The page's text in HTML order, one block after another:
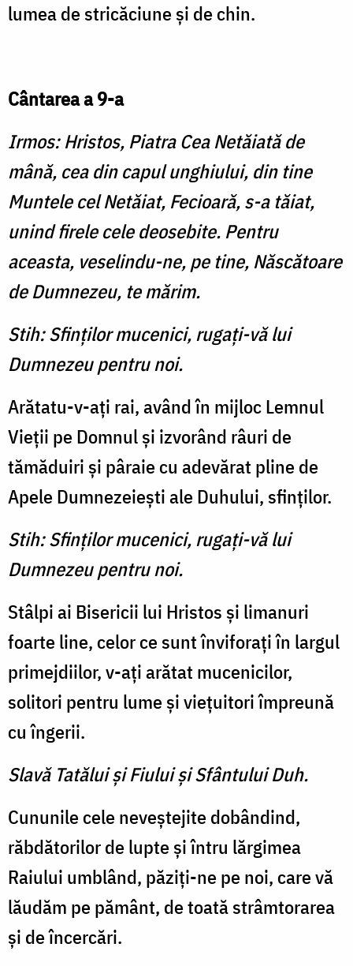
lu­mea de stricăciune şi de chin.
Cântarea a 9-a
Irmos: Hristos, Piatra Cea Ne­tăiată de
mână, cea din capul unghiului, din tine
Muntele cel Netăiat, Fecioară, s-a tăiat,
unind firele cele deosebite. Pentru
aceasta, veselindu-ne, pe tine, Născătoare
de Dumnezeu, te mărim.
Stih: Sfinţilor mucenici, rugaţi-vă lui
Dumnezeu pentru noi.
Arătatu-v-aţi rai, având în mijloc Lemnul
Vieţii pe Domnul şi izvorând râuri de
tămăduiri şi pâraie cu adevărat pline de
Apele Dumnezeieşti ale Duhului, sfinţilor.
Stih: Sfinţilor mucenici, rugaţi-vă lui
Dumnezeu pentru noi.
Stâlpi ai Bisericii lui Hristos şi limanuri
foarte line, celor ce sunt înviforaţi în largul
primej­diilor, v-aţi arătat mucenicilor,
solitori pentru lume şi vieţuitori împreună
cu îngerii.
Slavă Tatălui şi Fiului şi Sfântului Duh.
Cununile cele neveştejite do­bândind,
răbdătorilor de lupte şi întru lărgimea
Raiului umblând, păziţi-ne pe noi, care vă
lăudăm pe pământ, de toată strâmtorarea
şi de încercări.